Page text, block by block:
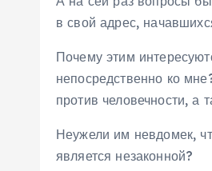
в свой адрес,
Почему этим
непосредственно ко
против человечности, а
Неужели им невдомек,
является незаконной?